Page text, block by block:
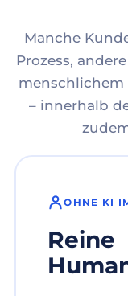
Manche
Prozess,
menschlichem
– innerhalb
OHNE KI
Reine